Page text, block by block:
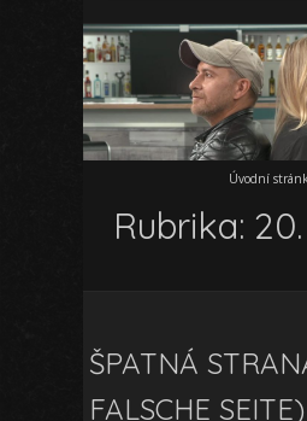
Úvodní
Rubrika:
ŠPATNÁ
FALSCHE SEITE)